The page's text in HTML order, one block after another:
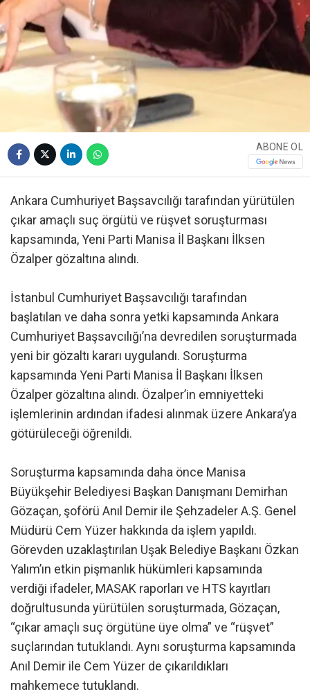
ABONE OL
Ankara Cumhuriyet Başsavcılığı tarafından yürütülen
çıkar amaçlı suç örgütü ve rüşvet soruşturması
kapsamında, Yeni Parti Manisa İl Başkanı İlksen
Özalper gözaltına alındı.
İstanbul Cumhuriyet Başsavcılığı tarafından
başlatılan ve daha sonra yetki kapsamında Ankara
Cumhuriyet Başsavcılığı’na devredilen soruşturmada
yeni bir gözaltı kararı uygulandı. Soruşturma
kapsamında Yeni Parti Manisa İl Başkanı İlksen
Özalper gözaltına alındı. Özalper’in emniyetteki
işlemlerinin ardından ifadesi alınmak üzere Ankara’ya
götürüleceği öğrenildi.
Soruşturma kapsamında daha önce Manisa
Büyükşehir Belediyesi Başkan Danışmanı Demirhan
Gözaçan, şoförü Anıl Demir ile Şehzadeler A.Ş. Genel
Müdürü Cem Yüzer hakkında da işlem yapıldı.
Görevden uzaklaştırılan Uşak Belediye Başkanı Özkan
Yalım’ın etkin pişmanlık hükümleri kapsamında
verdiği ifadeler, MASAK raporları ve HTS kayıtları
doğrultusunda yürütülen soruşturmada, Gözaçan,
“çıkar amaçlı suç örgütüne üye olma” ve “rüşvet”
suçlarından tutuklandı. Aynı soruşturma kapsamında
Anıl Demir ile Cem Yüzer de çıkarıldıkları
mahkemece tutuklandı.